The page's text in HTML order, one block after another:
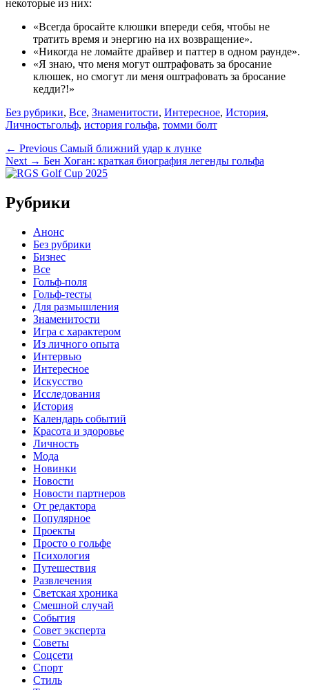
некоторые из них:
«Всегда бросайте клюшки впереди себя, чтобы не
тратить время и энергию на их возвращение».
«Никогда не ломайте драйвер и паттер в одном раунде».
«Я знаю, что меня могут оштрафовать за бросание
клюшек, но смогут ли меня оштрафовать за бросание
кедди?!»
Categories
Без рубрики, Все, Знаменитости, Интересное, История,
ЛичностьTags
гольф, история гольфа, томми болт
Навигация
по
← Previous Previous
post:
Самый ближний удар к лунке
Next → Next
post:
Бен Хоган: краткая биография легенды гольфа
Рубрики
Анонс
Без рубрики
Бизнес
Все
Гольф-поля
Гольф-тесты
Для размышления
Знаменитости
Игра с характером
Из личного опыта
Интервью
Интересное
Искусство
Исследования
История
Календарь событий
Красота и здоровье
Личность
Мода
Новинки
Новости
Новости партнеров
От редактора
Популярное
Проекты
Просто о гольфе
Психология
Путешествия
Развлечения
Светская хроника
Смешной случай
События
Совет эксперта
Советы
Соцсети
Спорт
Стиль